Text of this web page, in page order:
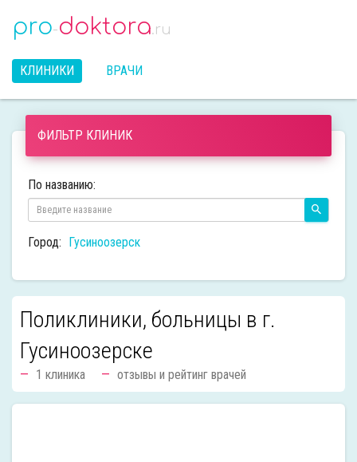
pro-doktora.ru
КЛИНИКИ ВРАЧИ
ФИЛЬТР КЛИНИК
По названию:
Город: Гусиноозерск
Поликлиники, больницы в г.
Гусиноозерске
1 клиника отзывы и рейтинг врачей